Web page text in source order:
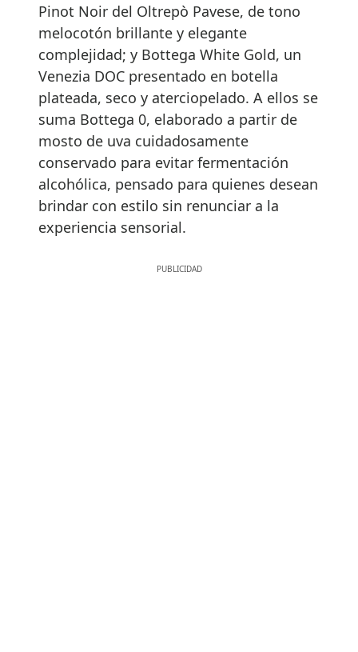
Pinot Noir del Oltrepò Pavese, de tono
melocotón brillante y elegante
complejidad; y Bottega White Gold, un
Venezia DOC presentado en botella
plateada, seco y aterciopelado. A ellos se
suma Bottega 0, elaborado a partir de
mosto de uva cuidadosamente
conservado para evitar fermentación
alcohólica, pensado para quienes desean
brindar con estilo sin renunciar a la
experiencia sensorial.